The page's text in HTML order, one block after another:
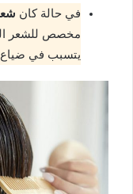
في حالة كان
مخصص للشعر
يتسبب في ضياع